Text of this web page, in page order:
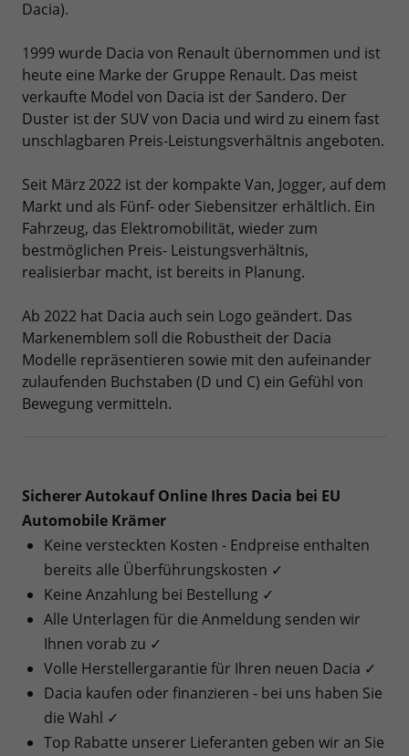
Dacia).
1999 wurde Dacia von Renault übernommen und ist
heute eine Marke der Gruppe Renault. Das meist
verkaufte Model von Dacia ist der Sandero. Der
Duster ist der SUV von Dacia und wird zu einem fast
unschlagbaren Preis-Leistungsverhältnis angeboten.
Seit März 2022 ist der kompakte Van, Jogger, auf dem
Markt und als Fünf- oder Siebensitzer erhältlich. Ein
Fahrzeug, das Elektromobilität, wieder zum
bestmöglichen Preis- Leistungsverhältnis,
realisierbar macht, ist bereits in Planung.
Ab 2022 hat Dacia auch sein Logo geändert. Das
Markenemblem soll die Robustheit der Dacia
Modelle repräsentieren sowie mit den aufeinander
zulaufenden Buchstaben (D und C) ein Gefühl von
Bewegung vermitteln.
Sicherer Autokauf Online Ihres Dacia bei EU
Automobile Krämer
Keine versteckten Kosten - Endpreise enthalten
bereits alle Überführungskosten ✓
Keine Anzahlung bei Bestellung ✓
Alle Unterlagen für die Anmeldung senden wir
Ihnen vorab zu ✓
Volle Herstellergarantie für Ihren neuen Dacia ✓
Dacia kaufen oder finanzieren - bei uns haben Sie
die Wahl ✓
Top Rabatte unserer Lieferanten geben wir an Sie